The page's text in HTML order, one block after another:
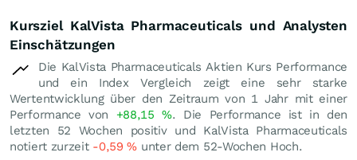
Kursziel KalVista Pharmaceuticals und Analysten
Einschätzungen
Die KalVista Pharmaceuticals Aktien Kurs Performance
und ein Index Vergleich zeigt eine sehr starke
Wertentwicklung über den Zeitraum von 1 Jahr mit einer
Performance von +88,15%. Die Performance ist in den
letzten 52 Wochen positiv und KalVista Pharmaceuticals
notiert zurzeit -0,59% unter dem 52-Wochen Hoch.